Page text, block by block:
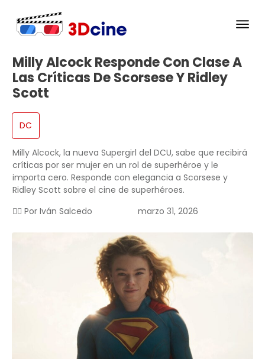
Milly Alcock Responde Con Clase A
Las Críticas De Scorsese Y Ridley
Scott
DC
Milly Alcock, la nueva Supergirl del DCU, sabe que recibirá
críticas por ser mujer en un rol de superhéroe y le
importa cero. Responde con elegancia a Scorsese y
Ridley Scott sobre el cine de superhéroes.
✍🏻 Por Iván Salcedo marzo 31, 2026